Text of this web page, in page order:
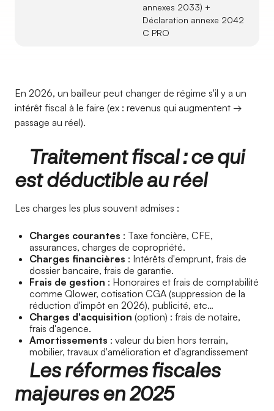
annexes 2033) +
Déclaration annexe 2042
C PRO
En 2026, un bailleur peut changer de régime s'il y a un
intérêt fiscal à le faire (ex : revenus qui augmentent →
passage au réel).
Traitement fiscal : ce qui
est déductible au réel
Les charges les plus souvent admises :
Charges courantes : Taxe foncière, CFE,
assurances, charges de copropriété.
Charges financières : Intérêts d'emprunt, frais de
dossier bancaire, frais de garantie.
Frais de gestion : Honoraires et frais de comptabilité
comme Qlower, cotisation CGA (suppression de la
réduction d'impôt en 2026), publicité, etc…
Charges d'acquisition (option) : frais de notaire,
frais d'agence.
Amortissements : valeur du bien hors terrain,
mobilier, travaux d'amélioration et d'agrandissement
Les réformes fiscales
majeures en 2025